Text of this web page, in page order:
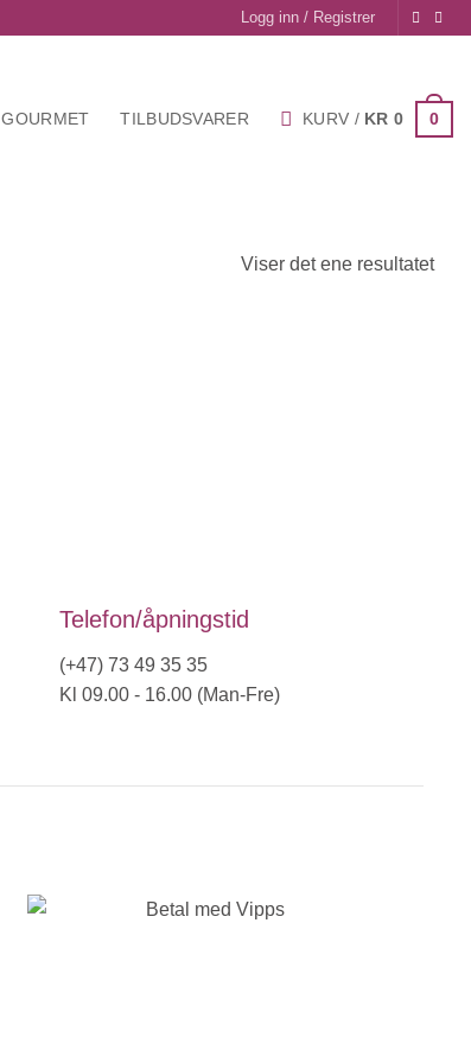
Logg inn / Registrer
GOURMET TILBUDSVARER KURV / KR 0 0
Viser det ene resultatet
Telefon/åpningstid
(+47) 73 49 35 35
Kl 09.00 - 16.00 (Man-Fre)